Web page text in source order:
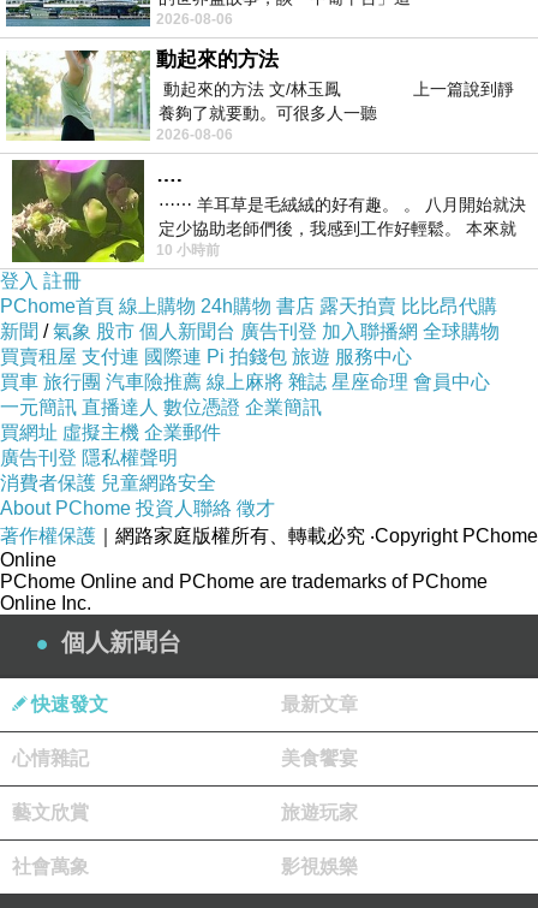
2026-08-06
動起來的方法
動起來的方法 文/林玉鳳 上一篇說到靜
養夠了就要動。可很多人一聽
2026-08-06
….
⋯⋯ 羊耳草是毛絨絨的好有趣。 。 八月開始就決
定少協助老師們後，我感到工作好輕鬆。 本來就
不是我的工作啊。 真
10 小時前
登入 註冊
PChome首頁 線上購物 24h購物 書店 露天拍賣 比比昂代購
新聞 /氣象 股市 個人新聞台 廣告刊登 加入聯播網 全球購物
買賣租屋 支付連 國際連 Pi 拍錢包 旅遊 服務中心
買車 旅行團 汽車險推薦 線上麻將 雜誌 星座命理 會員中心
一元簡訊 直播達人 數位憑證 企業簡訊
買網址 虛擬主機 企業郵件
廣告刊登 隱私權聲明
消費者保護 兒童網路安全
About PChome 投資人聯絡 徵才
著作權保護 ｜網路家庭版權所有、轉載必究 ‧Copyright PChome
Online
PChome Online and PChome are trademarks of PChome
Online Inc.
個人新聞台
快速發文 最新文章
心情雜記 美食饗宴
藝文欣賞 旅遊玩家
社會萬象 影視娛樂